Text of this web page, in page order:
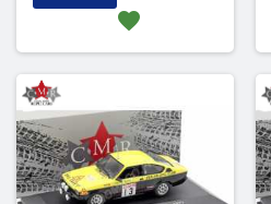
favorite